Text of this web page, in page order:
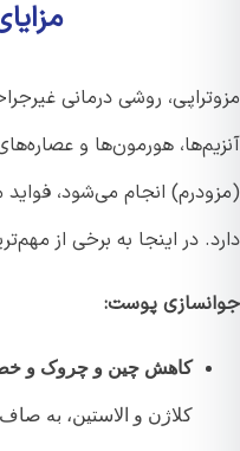
روشی درمانی
هورمون‌ها و عصاره‌های
انجام می‌شود، فواید
در اینجا به برخی از
پوست:
کاهش چین و چروک و
کلاژن و الاستین، به